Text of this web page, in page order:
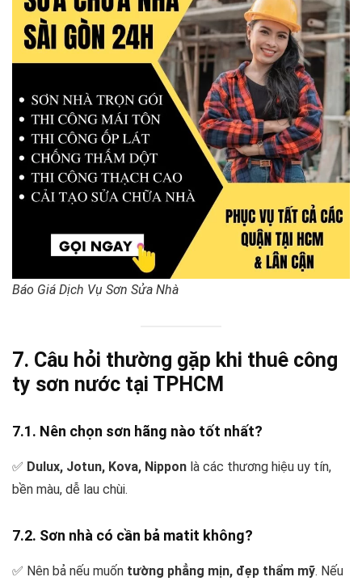
Báo Giá Dịch Vụ Sơn Sửa Nhà
7. Câu hỏi thường gặp khi thuê công
ty sơn nước tại TPHCM
7.1. Nên chọn sơn hãng nào tốt nhất?
✅ Dulux, Jotun, Kova, Nippon là các thương hiệu uy tín,
bền màu, dễ lau chùi.
7.2. Sơn nhà có cần bả matit không?
✅ Nên bả nếu muốn tường phẳng mịn, đẹp thẩm mỹ. Nếu